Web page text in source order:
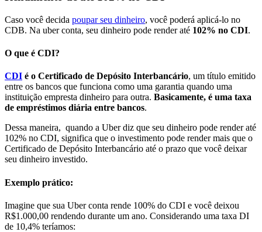
Caso você decida poupar seu dinheiro, você poderá aplicá-lo no
CDB. Na uber conta, seu dinheiro pode render até 102% no CDI.
O que é CDI?
CDI é o Certificado de Depósito Interbancário, um título emitido
entre os bancos que funciona como uma garantia quando uma
instituição empresta dinheiro para outra. Basicamente, é uma taxa
de empréstimos diária entre bancos.
Dessa maneira, quando a Uber diz que seu dinheiro pode render até
102% no CDI, significa que o investimento pode render mais que o
Certificado de Depósito Interbancário até o prazo que você deixar
seu dinheiro investido.
Exemplo prático:
Imagine que sua Uber conta rende 100% do CDI e você deixou
R$1.000,00 rendendo durante um ano. Considerando uma taxa DI
de 10,4% teríamos: